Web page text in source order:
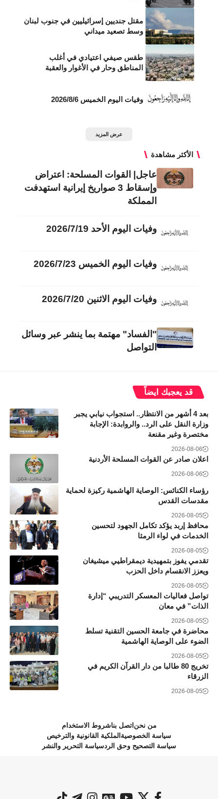
مقتل جنديين إسرائيليين في جنوب لبنان
وسط تصعيد ميداني
طقس صيفي اعتيادي في أغلب
المناطق وحار في الأغوار والعقبة
وفيات اليوم الخميس 2026/8/6
عرض المزيد
الأكثر مشاهدة
عاجل| القوات المسلحة: اعتراض
وإسقاط 3 صواريخ إيرانية استهدفت
المملكة
وفيات اليوم الأحد 2026/7/19
وفيات اليوم الخميس 2026/7/23
وفيات اليوم الاثنين 2026/7/20
"الفساد" مهتمة بما ينشر عبر وسائل
التواصل
قد يعجبك ايضاً
بعد 4 أشهر من الانتظار.. استجواب نيابي يجبر
وزارة النقل على الرد.. والروابدة: الإجابة
مختصرة وغير مقنعة
2026-08-06
اعلان صادر عن القوات المسلحة الأردنية
2026-08-06
رؤساء الكنائس: الوصاية الهاشمية ركيزة لحماية
مقدسات القدس
2026-08-05
محافظ إربد يؤكد تكامل الجهود لتحسين
الخدمات في لواء الرمثا
2026-08-05
تقدمي يفوز بتمهيدية ديمقراطيي ميشيغان
ويعزز الانقسام داخل الحزب
2026-08-05
تواصل فعاليات المعسكر التدريبي “إدارة
الذات” في معان
2026-08-05
محاضرة في جامعة الحسين التقنية تسلط
الضوء على الوصاية الهاشمية
2026-08-05
تخريج 80 طالبا من دار القرآن الكريم في
الزرقاء
2026-08-05
من نحن اتصل بناشروط الاستخدام
سياسة الخصوصية الملكية القانونية والترخيص
سياسة التصحيح وحق الردسياسة التحرير والنشر